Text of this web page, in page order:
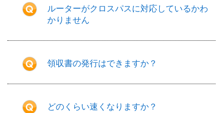
ルーターがクロスパスに対応しているかわ
かりません
領収書の発行はできますか？
どのくらい速くなりますか？